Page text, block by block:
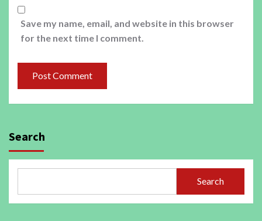
Save my name, email, and website in this browser
for the next time I comment.
Search
Search